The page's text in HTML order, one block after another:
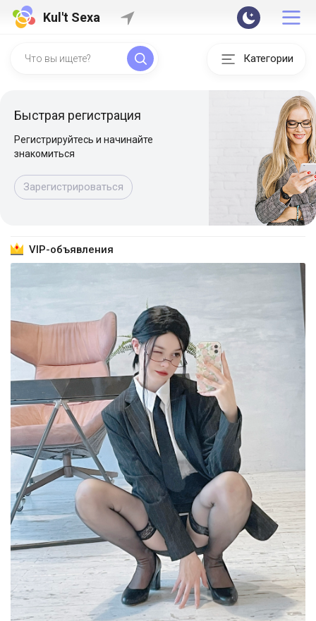
Kul't Sexa
Категории
Быстрая регистрация
Регистрируйтесь и начинайте
знакомиться
Зарегистрироваться
VIP-объявления